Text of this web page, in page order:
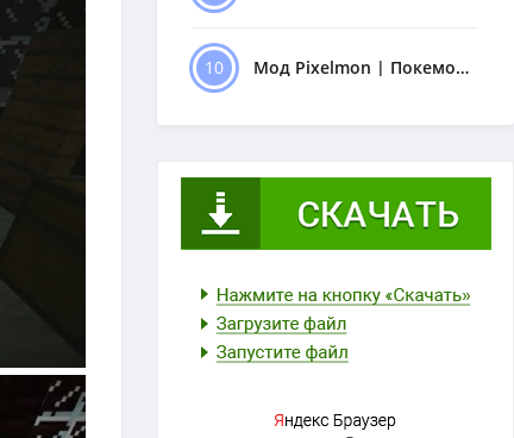
10 Мод Pixelmon | Покемоны